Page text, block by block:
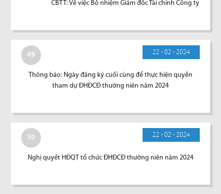
CBTT: Về việc Bổ nhiệm Giám đốc Tài chính Công ty
49 22 - 02 - 2024
Thông báo: Ngày đăng ký cuối cùng để thực hiện quyền
tham dự ĐHĐCĐ thường niên năm 2024
50 22 - 02 - 2024
Nghị quyết HĐQT tổ chức ĐHĐCĐ thường niên năm 2024